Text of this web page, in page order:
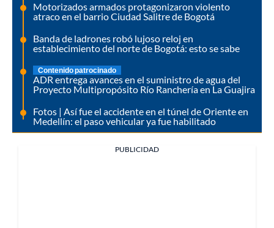
Motorizados armados protagonizaron violento
atraco en el barrio Ciudad Salitre de Bogotá
Banda de ladrones robó lujoso reloj en
establecimiento del norte de Bogotá: esto se sabe
Contenido patrocinado
ADR entrega avances en el suministro de agua del
Proyecto Multipropósito Río Ranchería en La Guajira
Fotos | Así fue el accidente en el túnel de Oriente en
Medellín: el paso vehicular ya fue habilitado
PUBLICIDAD